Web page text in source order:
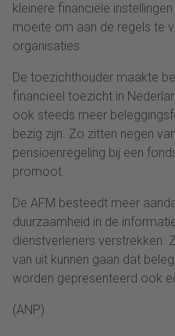
kleinere financiële
moeite om aan de regels te
organisaties.
De toezichthouder maakte
financieel toezicht in
ook steeds meer
bezig zijn. Zo zitten negen
pensioenregeling bij een
promoot.
De AFM besteedt meer
duurzaamheid in de
dienstverleners verstrekken.
van uit kunnen gaan dat
worden gepresenteerd ook
(ANP)